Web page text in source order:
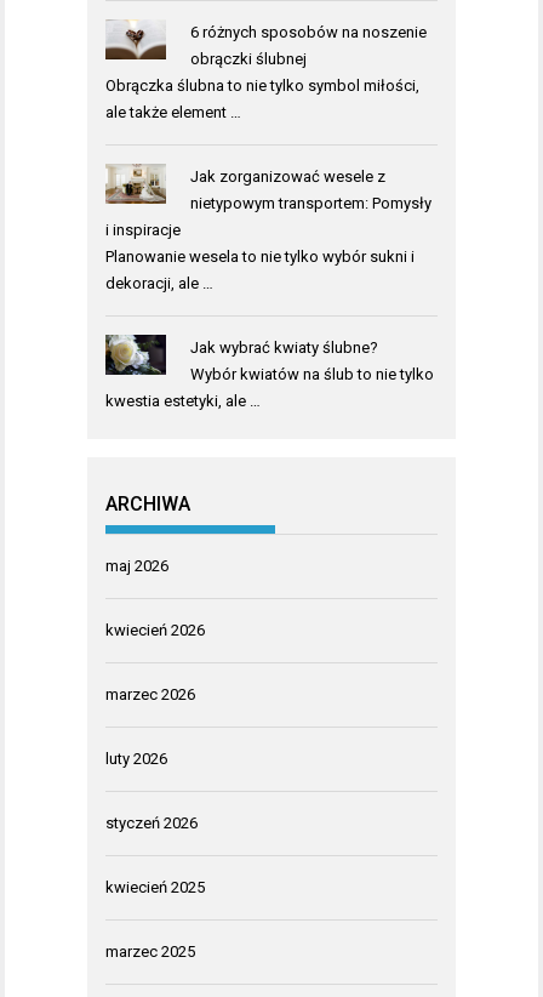
6 różnych sposobów na noszenie
obrączki ślubnej
Obrączka ślubna to nie tylko symbol miłości,
ale także element …
Jak zorganizować wesele z
nietypowym transportem: Pomysły
i inspiracje
Planowanie wesela to nie tylko wybór sukni i
dekoracji, ale …
Jak wybrać kwiaty ślubne?
Wybór kwiatów na ślub to nie tylko
kwestia estetyki, ale …
ARCHIWA
maj 2026
kwiecień 2026
marzec 2026
luty 2026
styczeń 2026
kwiecień 2025
marzec 2025